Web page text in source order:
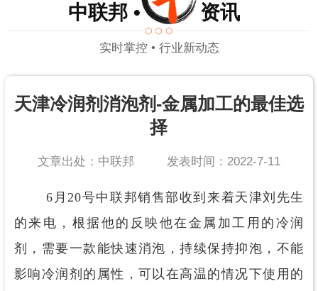
中联邦 • 资讯
实时掌控 • 行业新动态
天津冷润剂消泡剂-金属加工的最佳选
择
文章出处：中联邦 发表时间：2022-7-11
6月20号中联邦销售部收到来着天津刘先生
的来电，根据他的反映他在金属加工用的冷润
剂，需要一款能快速消泡，持续保持抑泡，不能
影响冷润剂的属性，可以在高温的情况下使用的